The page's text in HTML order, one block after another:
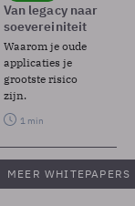
Van legacy naar
soevereiniteit
Waarom je oude
applicaties je
grootste risico
zijn.
1 min
MEER WHITEPAPERS